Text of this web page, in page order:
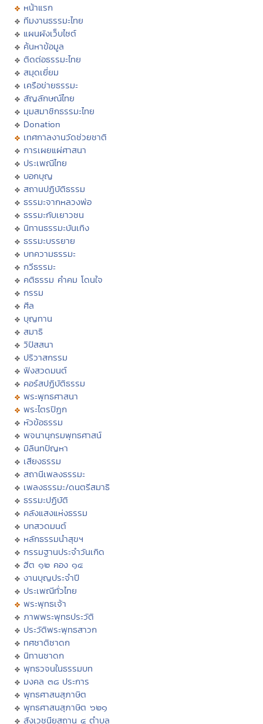
หน้าแรก
ทีมงานธรรมะไทย
แผนผังเว็บไซต์
ค้นหาข้อมูล
ติดต่อธรรมะไทย
สมุดเยี่ยม
เครือข่ายธรรมะ
สัญลักษณ์ไทย
มุมสมาชิกธรรมะไทย
Donation
เทศกาลงานวัดช่วยชาติ
การเผยแผ่ศาสนา
ประเพณีไทย
บอกบุญ
สถานปฏิบัติธรรม
ธรรมะจากหลวงพ่อ
ธรรมะกับเยาวชน
นิทานธรรมะบันเทิง
ธรรมะบรรยาย
บทความธรรมะ
กวีธรรมะ
คติธรรม คำคม โดนใจ
กรรม
ศีล
บุญทาน
สมาธิ
วิปัสสนา
ปริวาสกรรม
ฟังสวดมนต์
คอร์สปฏิบัติธรรม
พระพุทธศาสนา
พระไตรปิฏก
หัวข้อธรรม
พจนานุกรมพุทธศาสน์
มิลินทปัญหา
เสียงธรรม
สถานีเพลงธรรมะ
เพลงธรรมะ/ดนตรีสมาธิ
ธรรมะปฏิบัติ
คลังแสงแห่งธรรม
บทสวดมนต์
หลักธรรมนำสุขฯ
กรรมฐานประจำวันเกิด
ฮีต ๑๒ คอง ๑๔
งานบุญประจำปี
ประเพณีทั่วไทย
พระพุทธเจ้า
ภาพพระพุทธประวัติ
ประวัติพระพุทธสาวก
ทศชาติชาดก
นิทานชาดก
พุทธวจนในธรรมบท
มงคล ๓๘ ประการ
พุทธศาสนสุภาษิต
พุทธศาสนสุภาษิต ๖๒๑
สังเวชนียสถาน ๔ ตำบล